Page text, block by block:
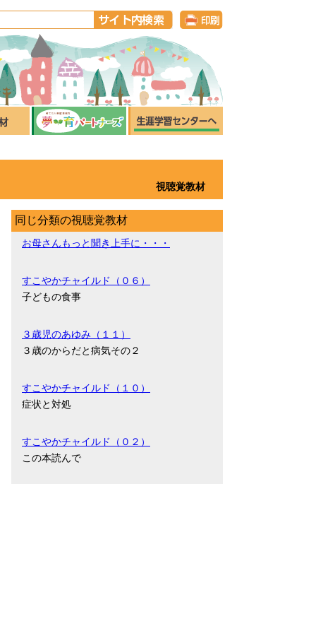
視聴覚教材
同じ分類の視聴覚教材
お母さんもっと聞き上手に・・・
すこやかチャイルド（０６）
子どもの食事
３歳児のあゆみ（１１）
３歳のからだと病気その２
すこやかチャイルド（１０）
症状と対処
すこやかチャイルド（０２）
この本読んで